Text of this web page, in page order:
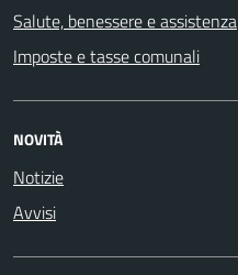
Salute, benessere e assistenza
Imposte e tasse comunali
NOVITÀ
Notizie
Avvisi